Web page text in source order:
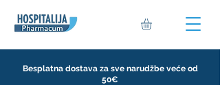
Besplatna dostava za sve narudžbe veće od
50€